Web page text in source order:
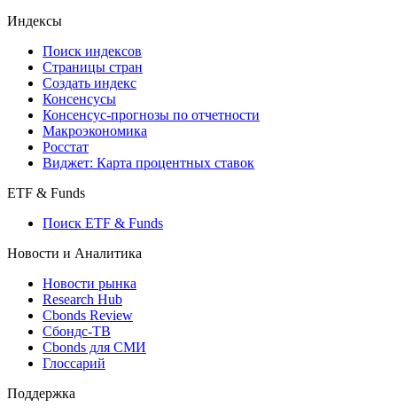
Индексы
Поиск индексов
Страницы стран
Создать индекс
Консенсусы
Консенсус-прогнозы по отчетности
Макроэкономика
Росстат
Виджет: Карта процентных ставок
ETF & Funds
Поиск ETF & Funds
Новости и Аналитика
Новости рынка
Research Hub
Cbonds Review
Сбондс-ТВ
Cbonds для СМИ
Глоссарий
Поддержка